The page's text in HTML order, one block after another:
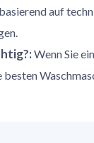
auf
: Wenn Sie
besten